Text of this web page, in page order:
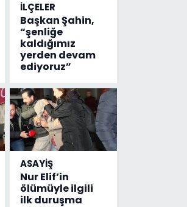
İLÇELER
Başkan Şahin,
“şenliğe
kaldığımız
yerden devam
ediyoruz”
ASAYİŞ
Nur Elif’in
ölümüyle ilgili
ilk duruşma